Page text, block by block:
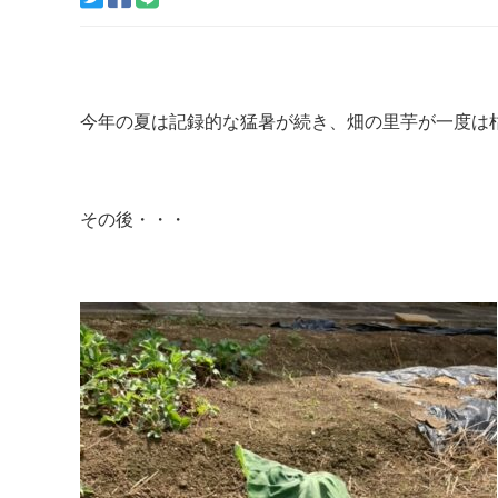
今年の夏は記録的な猛暑が続き、畑の里芋が一度は
その後・・・